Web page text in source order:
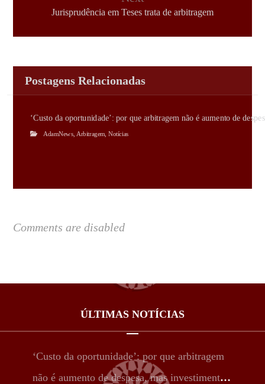
Jurisprudência em Teses trata de arbitragem
Postagens Relacionadas
‘Custo da oportunidade’: por que arbitragem não é aumento de
AdamNews Arbitragem Notícias
Comments are disabled
ÚLTIMAS NOTÍCIAS
‘Custo da oportunidade’: por que arbitragem
não é aumento de despesa, mas investimento